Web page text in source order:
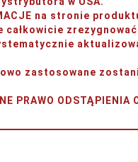
na stronie
zostanie
ODSTĄPIENIA